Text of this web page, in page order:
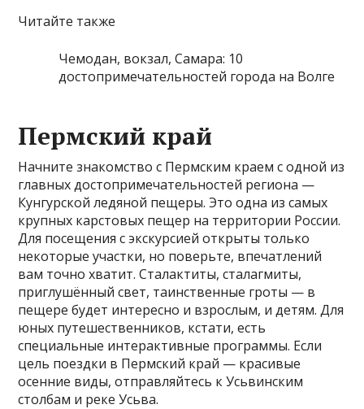
Читайте также
Чемодан, вокзал, Самара: 10
достопримечательностей города на Волге
Пермский край
Начните знакомство с Пермским краем с одной из
главных достопримечательностей региона —
Кунгурской ледяной пещеры. Это одна из самых
крупных карстовых пещер на территории России.
Для посещения с экскурсией открыты только
некоторые участки, но поверьте, впечатлений
вам точно хватит. Сталактиты, сталагмиты,
приглушённый свет, таинственные гроты — в
пещере будет интересно и взрослым, и детям. Для
юных путешественников, кстати, есть
специальные интерактивные программы. Если
цель поездки в Пермский край — красивые
осенние виды, отправляйтесь к Усьвинским
столбам и реке Усьва.